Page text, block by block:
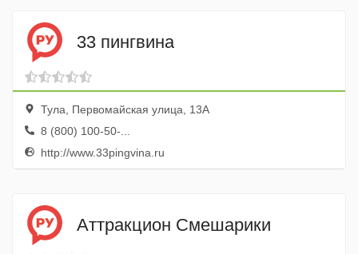
33 пингвина
Тула, Первомайская улица, 13А
8 (800) 100-50-...
http://www.33pingvina.ru
Аттракцион Смешарики